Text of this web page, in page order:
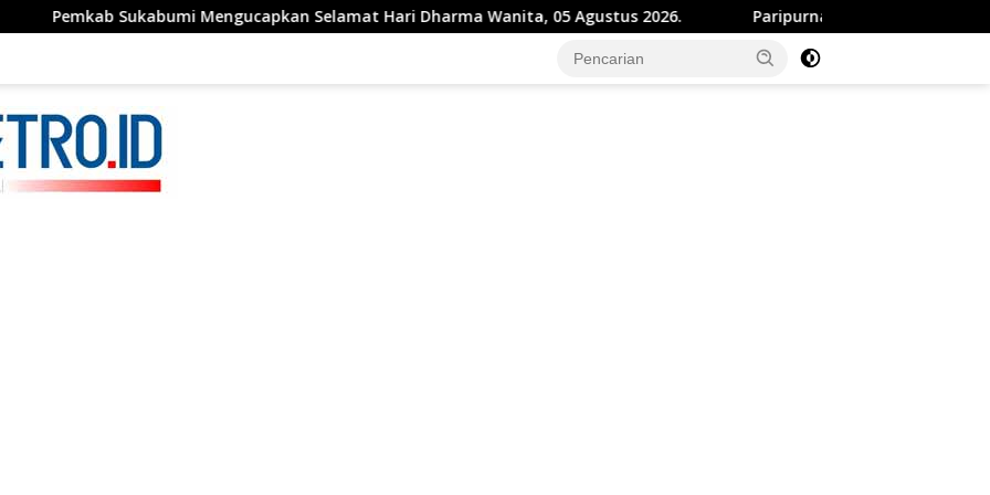
Mengucapkan Selamat Hari Dharma Wanita, 05 Agustus 2026. Paripurna DPRD, Bupati Sukabumi Paparkan